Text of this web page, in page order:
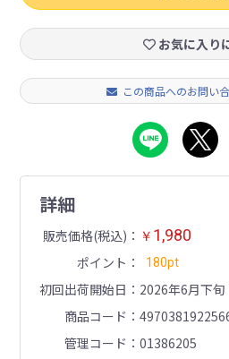
お気に入り
この商品へのお問い
詳細
販売価格(税込) ￥ 1,980
ポイント 180pt
初回出荷開始日
2026年6月下旬
商品コード
管理コード
01386205